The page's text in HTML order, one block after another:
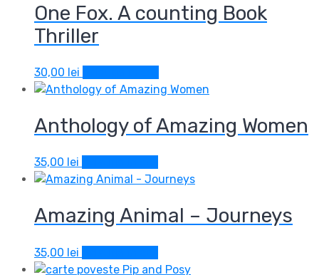
One Fox. A counting Book
Thriller
30,00 lei
Anthology of Amazing Women
35,00 lei
Amazing Animal – Journeys
35,00 lei